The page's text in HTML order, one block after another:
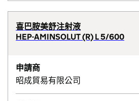
喜巴胺美舒注射液
HEP-AMINSOLUT (R) L 5/600
申請商
昭成貿易有限公司